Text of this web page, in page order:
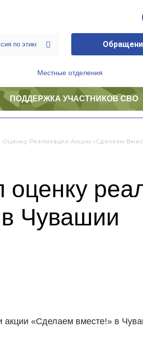
Местные отделения
ПОДДЕРЖКА УЧАСТНИКОВ СВО
Реализации Акции «Сделаем
Чувашии